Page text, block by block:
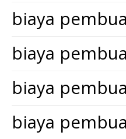
biaya
biaya
biaya
biaya